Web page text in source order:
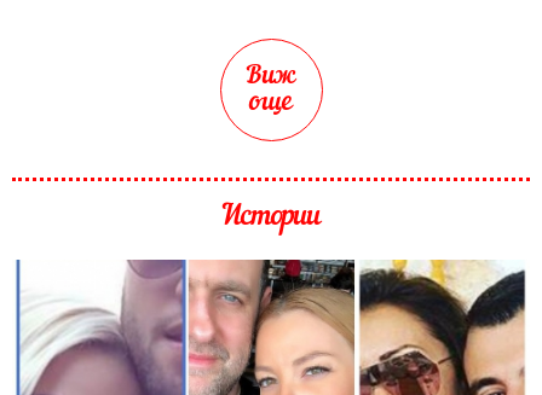
Виж
още
Истории